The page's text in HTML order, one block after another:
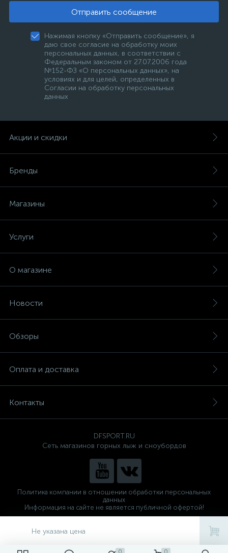
Не указана цена
Отправить сообщение
Нажимая кнопку «Отправить сообщение», я
даю свое согласие на обработку моих
персональных данных, в соответствии с
Федеральным законом от 27.07.2006 года
№152-ФЗ «О персональных данных», на
условиях и для целей, определенных в
Согласии на обработку персональных
данных
Акции и скидки
Бренды
Магазины
Услуги
О магазине
Новости
Обзоры
Оплата и доставка
Контакты
DFSPORT.RU
Сеть магазинов горных лыж и сноубордов
Политика компании в отношении обработки персональных
данных
Информация на сайте не является публичной офертой!